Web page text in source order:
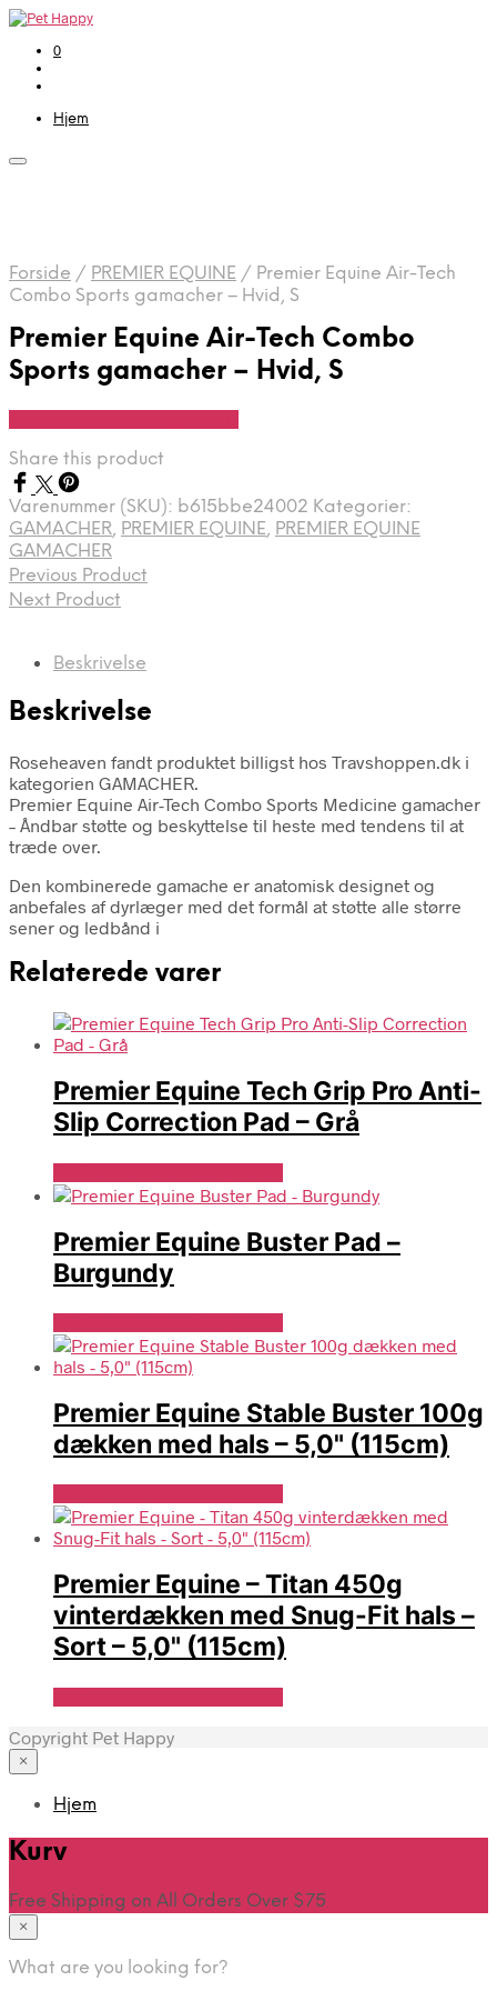
0
Hjem
Forside / PREMIER EQUINE / Premier Equine Air-Tech
Combo Sports gamacher – Hvid, S
Premier Equine Air-Tech Combo
Sports gamacher – Hvid, S
Share this product
Varenummer (SKU): b615bbe24002 Kategorier:
GAMACHER, PREMIER EQUINE, PREMIER EQUINE
GAMACHER
Previous Product
Next Product
Beskrivelse
Beskrivelse
Roseheaven fandt produktet billigst hos Travshoppen.dk i
kategorien GAMACHER.
Premier Equine Air-Tech Combo Sports Medicine gamacher
– Åndbar støtte og beskyttelse til heste med tendens til at
træde over.
Den kombinerede gamache er anatomisk designet og
anbefales af dyrlæger med det formål at støtte alle større
sener og ledbånd i
Relaterede varer
Premier Equine Tech Grip Pro Anti-
Slip Correction Pad – Grå
Premier Equine Buster Pad –
Burgundy
Premier Equine Stable Buster 100g
dækken med hals – 5,0" (115cm)
Premier Equine – Titan 450g
vinterdækken med Snug-Fit hals –
Sort – 5,0" (115cm)
Copyright Pet Happy
×
Hjem
Kurv
Free Shipping on All Orders Over $75
×
What are you looking for?